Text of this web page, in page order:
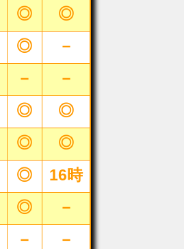
◎ ◎
◎ －
－ －
◎ ◎
◎ ◎
◎ 16時
◎ －
－ －